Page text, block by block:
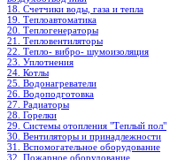
18. Счетчики воды, газа и тепла
19. Теплоавтоматика
20. Теплогенераторы
21. Тепловентиляторы
22. Тепло- вибро- шумоизоляция
23. Уплотнения
24. Котлы
25. Водонагреватели
26. Водоподготовка
27. Радиаторы
28. Горелки
29. Системы отопления "Теплый пол"
30. Вентиляторы и принадлежности
31. Вспомогательное оборудование
32. Пожарное оборудование